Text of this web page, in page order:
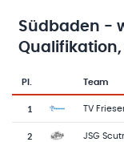
Südbaden -
Qualifikation,
Pl.
Team-Logo
Team
1 TV
2 JSG